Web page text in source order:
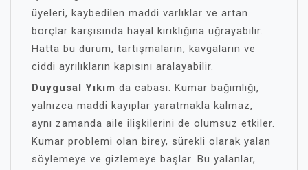
üyeleri, kaybedilen maddi varlıklar ve artan
borçlar karşısında hayal kırıklığına uğrayabilir.
Hatta bu durum, tartışmaların, kavgaların ve
ciddi ayrılıkların kapısını aralayabilir.
Duygusal Yıkım da cabası. Kumar bağımlığı,
yalnızca maddi kayıplar yaratmakla kalmaz,
aynı zamanda aile ilişkilerini de olumsuz etkiler.
Kumar problemi olan birey, sürekli olarak yalan
söylemeye ve gizlemeye başlar. Bu yalanlar,